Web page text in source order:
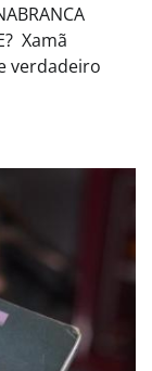
Xamã
verdadeiro